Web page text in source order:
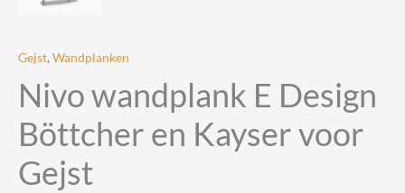
Gejst, Wandplanken
Nivo wandplank E Design
Böttcher en Kayser voor
Gejst